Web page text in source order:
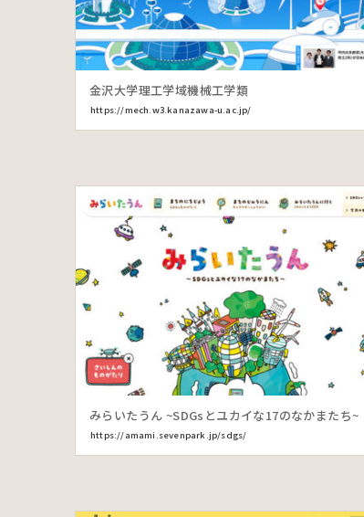
金沢大学理工学域機械工学類
https://mech.w3.kanazawa-u.ac.jp/
みらいたうん ~SDGsとユカイな17のなかまたち~
https://amami.sevenpark.jp/sdgs/